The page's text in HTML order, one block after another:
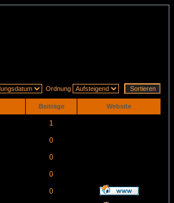
Ordnung
Beiträge Website
1
0
0
0
0